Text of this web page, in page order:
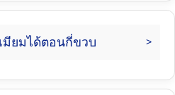
มียมได้ตอนกี่ขวบ